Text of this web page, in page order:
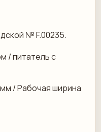
№ F.00235.
/ питатель с
/ Рабочая ширина